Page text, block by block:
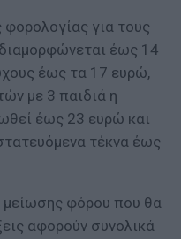
για τους
έως 14
έως τα 17 ευρώ,
με 3 παιδιά η
έως 23 ευρώ και
τέκνα έως
φόρου που θα
αφορούν συνολικά